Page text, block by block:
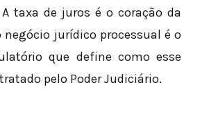
taxa de juros é o coração da
negócio jurídico processual é o
que define como esse
pelo Poder Judiciário.